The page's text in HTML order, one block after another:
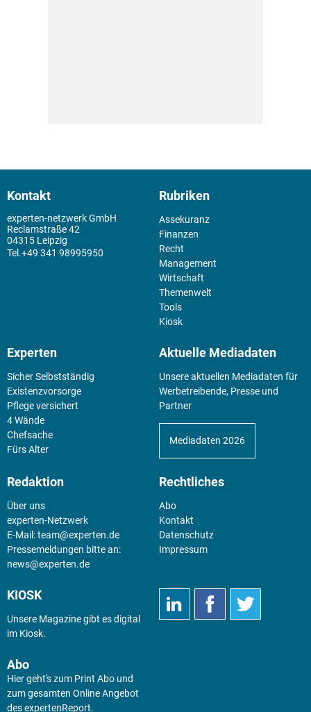
Kontakt
experten-netzwerk GmbH
Reclamstraße 42
04315 Leipzig
+49 341 98995950
Rubriken
Assekuranz
Finanzen
Recht
Management
Wirtschaft
Themenwelt
Tools
Kiosk
Experten
Sicher Selbstständig
Existenz­vorsorge
Pflege versichert
4 Wände
Chefsache
Fürs Alter
Aktuelle Mediadaten
Unsere aktuellen Mediadaten für
Werbetreibende, Presse und
Partner
Mediadaten 2026
Redaktion
Über uns
experten-Netzwerk
E-Mail:team@experten.de
Pressemeldungen bitte an:
news@experten.de
Rechtliches
Abo
Kontakt
Datenschutz
Impressum
KIOSK
Unsere Magazine gibt es digital
im Kiosk.
Abo
Hier geht's zum Print Abo und
zum gesamten Online Angebot
des expertenReport.